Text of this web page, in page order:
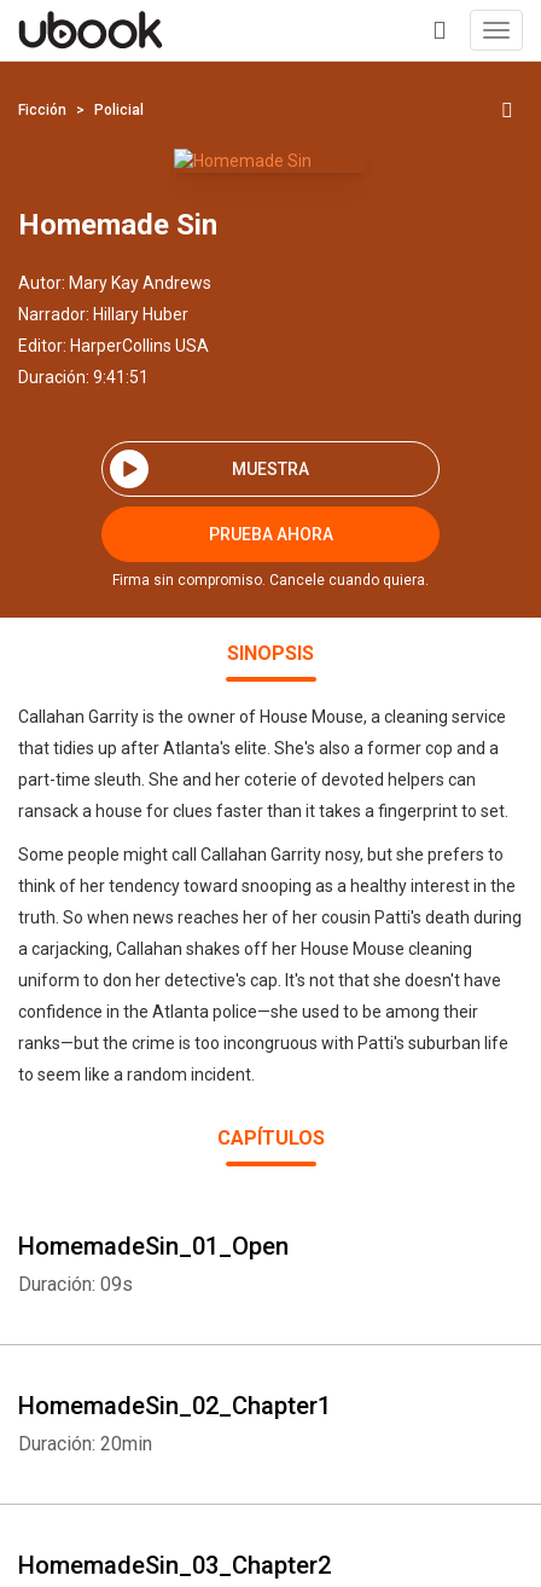
+
Ficción Policial
Homemade Sin
Autor: Mary Kay Andrews
Narrador: Hillary Huber
Editor: HarperCollins USA
Duración: 9:41:51
MUESTRA
PRUEBA AHORA
Firma sin compromiso. Cancele cuando quiera.
SINOPSIS
Callahan Garrity is the owner of House Mouse, a cleaning service
that tidies up after Atlanta's elite. She's also a former cop and a
part-time sleuth. She and her coterie of devoted helpers can
ransack a house for clues faster than it takes a fingerprint to set.
Some people might call Callahan Garrity nosy, but she prefers to
think of her tendency toward snooping as a healthy interest in the
truth. So when news reaches her of her cousin Patti's death during
a carjacking, Callahan shakes off her House Mouse cleaning
uniform to don her detective's cap. It's not that she doesn't have
confidence in the Atlanta police—she used to be among their
ranks—but the crime is too incongruous with Patti's suburban life
to seem like a random incident.
CAPÍTULOS
HomemadeSin_01_Open
Duración: 09s
HomemadeSin_02_Chapter1
Duración: 20min
HomemadeSin_03_Chapter2